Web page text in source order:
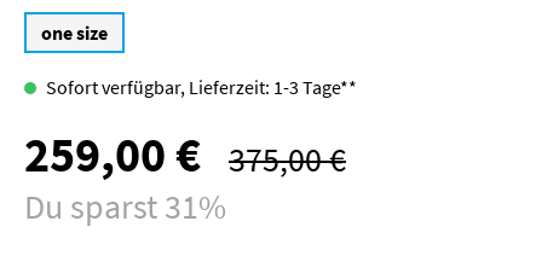
one size
Sofort verfügbar, Lieferzeit: 1-3 Tage**
Verkaufspreis:
259,00 € Regulärer Preis:
375,00 €
Du sparst 31%